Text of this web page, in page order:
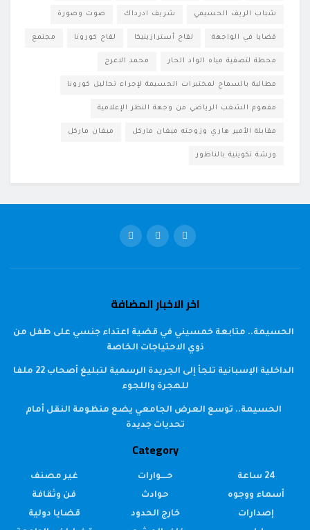
شباب الريف الحسيمي شريف ادرداك صوت وصورة
قضايا في الواجهة لقاح أسترازينيكا لقاح كورونا مجتمع
محطة لتصفية مياه الواد الحار محمد الاعرج
مطالبة بالسماح لمختبرات الحسيمة لإجراء تحاليل كورونا
مفهوم الشغب الرياضي من وجهة النظر الإعلامية
مقابلة الأمير هاري وزوجته ميغان ماركل ميغان ماركل
ورشة تكوينية بالناظور
اخر الاخبار المضافة
الحسيمة.. متابعة خمسيني في قضية اعتداء جنسي على طفل من
ذوي الاحتياجات الخاصة
الداخلية الإسبانية تلجأ إلى الجريدة الرسمية لتبليغ أصحاب 22 ملفا
للهجرة واللجوء
الحسيمة.. توسع العرض الجامعي يضع منظومة النقل أمام
تحديات جديدة
Category
24 ساعة
أسماء ووجوه
إصدارات
حــــوارات
حوادث
خارج الحدود
غير مصنف
فن وثقافة
قضايا دولية